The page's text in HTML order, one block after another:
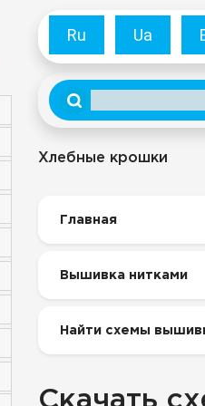
Ru Ua
Хлебные крошки
Главная
Вышивка нитками
Найти схемы
Скачать